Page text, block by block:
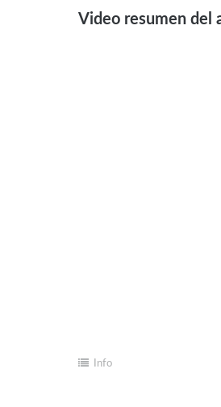
Video resumen del
Info